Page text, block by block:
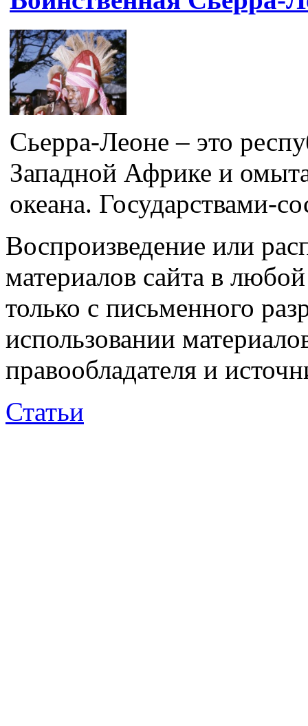
Сьерра-Леоне – это
Западной Африке и
океана. Государствами-
Воспроизведение или
материалов сайта в
только с письменного
использовании
правообладателя и
Статьи